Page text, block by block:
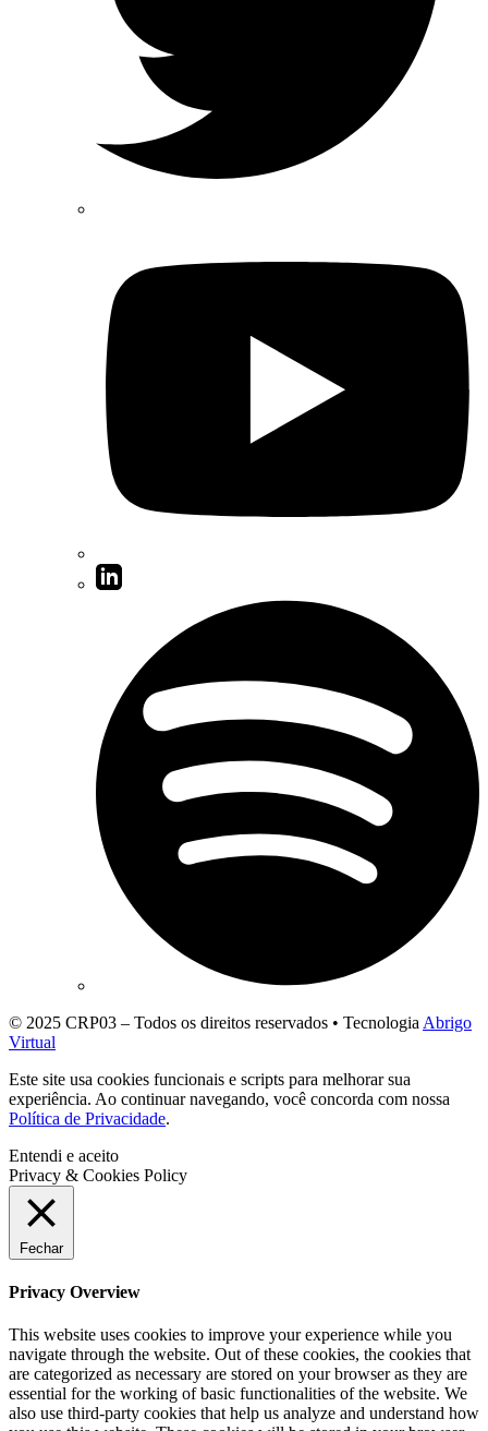
© 2025 CRP03 – Todos os direitos reservados • Tecnologia Abrigo
Virtual
Este site usa cookies funcionais e scripts para melhorar sua
experiência. Ao continuar navegando, você concorda com nossa
Política de Privacidade.
Entendi e aceito
Privacy & Cookies Policy
Fechar
Privacy Overview
This website uses cookies to improve your experience while you
navigate through the website. Out of these cookies, the cookies that
are categorized as necessary are stored on your browser as they are
essential for the working of basic functionalities of the website. We
also use third-party cookies that help us analyze and understand how